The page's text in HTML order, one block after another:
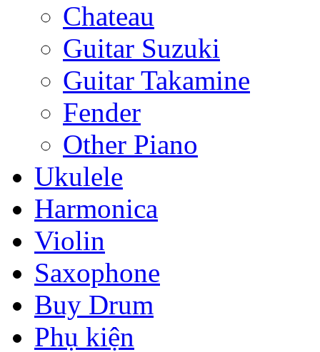
Chateau
Guitar Suzuki
Guitar Takamine
Fender
Other Piano
Ukulele
Harmonica
Violin
Saxophone
Buy Drum
Phụ kiện